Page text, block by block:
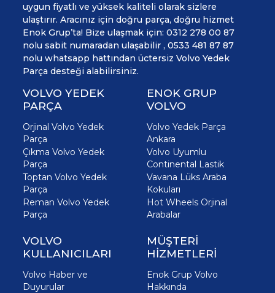
uygun fiyatlı ve yüksek kaliteli olarak sizlere
ulaştırır. Aracınız için doğru parça, doğru hizmet
Enok Grup’ta! Bize ulaşmak için: 0312 278 00 87
nolu sabit numaradan ulaşabilir , 0533 481 87 87
nolu whatsapp hattından üctersiz Volvo Yedek
Parça desteği alabilirsiniz.
VOLVO YEDEK
PARÇA
Orjinal Volvo Yedek
Parça
Çıkma Volvo Yedek
Parça
Toptan Volvo Yedek
Parça
Reman Volvo Yedek
Parça
ENOK GRUP
VOLVO
Volvo Yedek Parça
Ankara
Volvo Uyumlu
Continental Lastik
Vavana Lüks Araba
Kokuları
Hot Wheels Orjinal
Arabalar
VOLVO
KULLANICILARI
Volvo Haber ve
Duyurular
MÜŞTERİ
HİZMETLERİ
Enok Grup Volvo
Hakkında